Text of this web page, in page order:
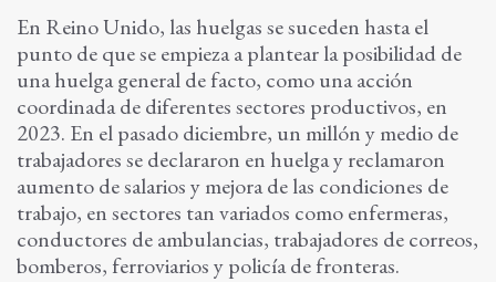
En Reino Unido, las huelgas se suceden hasta el
punto de que se empieza a plantear la posibilidad de
una huelga general de facto, como una acción
coordinada de diferentes sectores productivos, en
2023. En el pasado diciembre, un millón y medio de
trabajadores se declararon en huelga y reclamaron
aumento de salarios y mejora de las condiciones de
trabajo, en sectores tan variados como enfermeras,
conductores de ambulancias, trabajadores de correos,
bomberos, ferroviarios y policía de fronteras.